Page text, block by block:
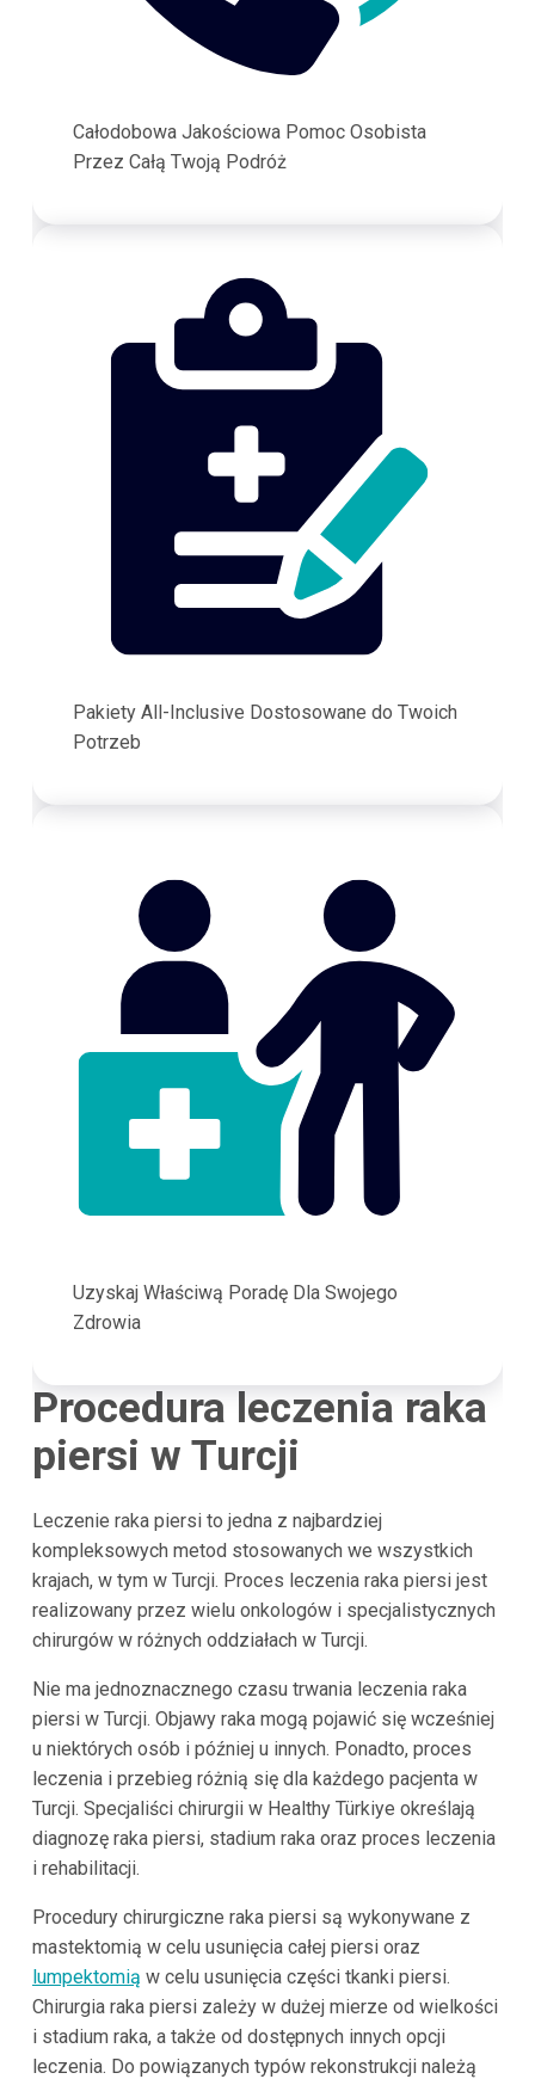
Całodobowa Jakościowa Pomoc Osobista
Przez Całą Twoją Podróż
Pakiety All-Inclusive Dostosowane do Twoich
Potrzeb
Uzyskaj Właściwą Poradę Dla Swojego
Zdrowia
Procedura leczenia raka
piersi w Turcji
Leczenie raka piersi to jedna z najbardziej
kompleksowych metod stosowanych we wszystkich
krajach, w tym w Turcji. Proces leczenia raka piersi jest
realizowany przez wielu onkologów i specjalistycznych
chirurgów w różnych oddziałach w Turcji.
Nie ma jednoznacznego czasu trwania leczenia raka
piersi w Turcji. Objawy raka mogą pojawić się wcześniej
u niektórych osób i później u innych. Ponadto, proces
leczenia i przebieg różnią się dla każdego pacjenta w
Turcji. Specjaliści chirurgii w Healthy Türkiye określają
diagnozę raka piersi, stadium raka oraz proces leczenia
i rehabilitacji.
Procedury chirurgiczne raka piersi są wykonywane z
mastektomią w celu usunięcia całej piersi oraz
lumpektomią w celu usunięcia części tkanki piersi.
Chirurgia raka piersi zależy w dużej mierze od wielkości
i stadium raka, a także od dostępnych innych opcji
leczenia. Do powiązanych typów rekonstrukcji należą